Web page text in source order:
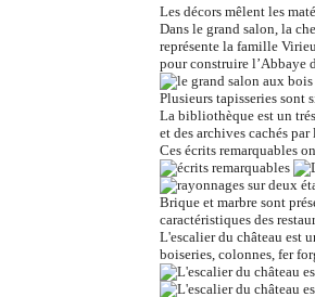
Les décors mêlent les
Dans le grand salon, la
représente la famille
pour construire l’Abbaye
Plusieurs tapisseries sont
La bibliothèque est un
et des archives cachés
Ces écrits remarquables
Brique et marbre sont
caractéristiques des
L'escalier du château est
boiseries, colonnes, fer